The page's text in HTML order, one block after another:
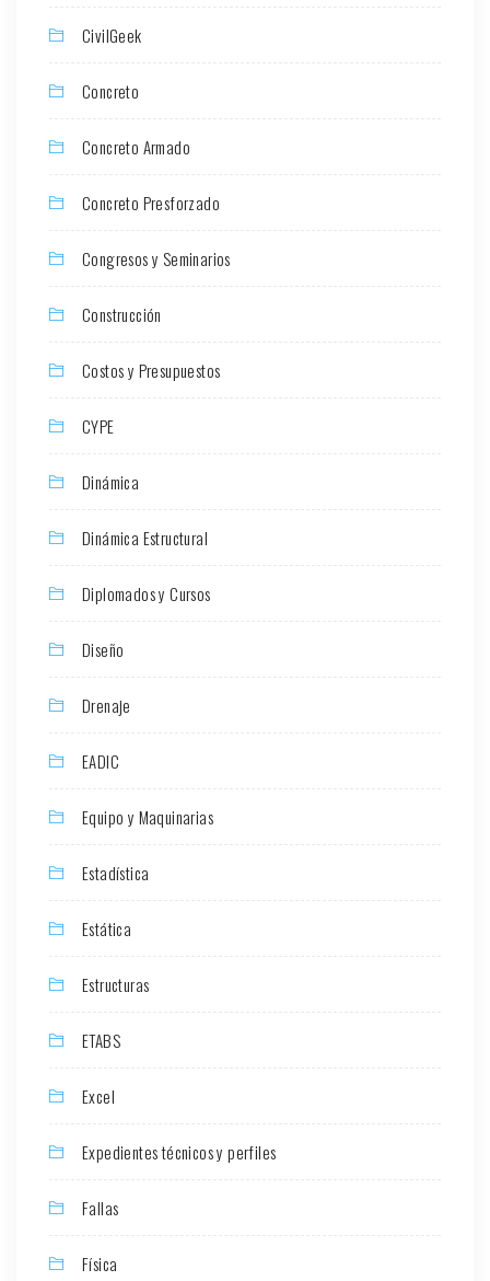
CivilGeek
Concreto
Concreto Armado
Concreto Presforzado
Congresos y Seminarios
Construcción
Costos y Presupuestos
CYPE
Dinámica
Dinámica Estructural
Diplomados y Cursos
Diseño
Drenaje
EADIC
Equipo y Maquinarias
Estadística
Estática
Estructuras
ETABS
Excel
Expedientes técnicos y perfiles
Fallas
Física